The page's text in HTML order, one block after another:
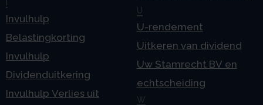
Invulhulp
Belastingkorting
Invulhulp
Dividenduitkering
Invulhulp Verlies uit
U
U-rendement
Uitkeren van dividend
Uw Stamrecht BV en
echtscheiding
W